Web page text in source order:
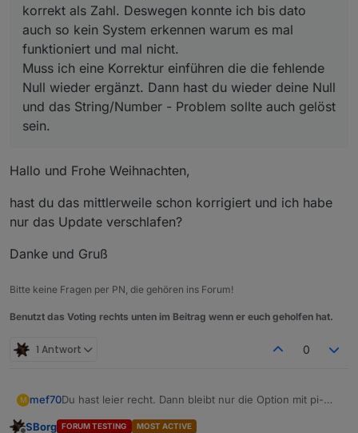
korrekt als Zahl. Deswegen konnte ich bis dato
auch so kein System erkennen warum es mal
funktioniert und mal nicht.
Muss ich eine Korrektur einführen die die fehlende
Null wieder ergänzt. Dann hast du wieder deine Null
und das String/Number - Problem sollte auch gelöst
sein.
Hallo und Frohe Weihnachten,
hast du das mittlerweile schon korrigiert und ich habe
nur das Update verschlafen?
Danke und Gruß
Bitte keine Fragen per PN, die gehören ins Forum!
Benutzt das Voting rechts unten im Beitrag wenn er euch geholfen hat.
1 Antwort 0
M mef70Du hast leier recht. Dann bleibt nur die Option mit pi-
SBorg FORUM TESTING MOST ACTIVE